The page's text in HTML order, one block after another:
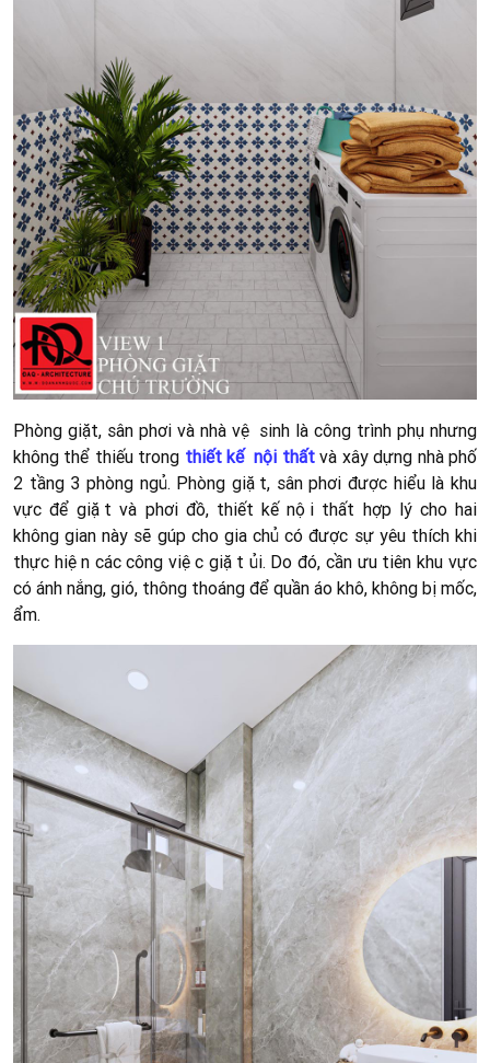
Phòng giặt, sân phơi và nhà vệ sinh là công trình phụ nhưng
không thể thiếu trong thiết kế nội thấtvà xây dựng nhà phố
2 tầng 3 phòng ngủ. Phòng giặt, sân phơi được hiểu là khu
vực để giặt và phơi đồ, thiết kế nội thất hợp lý cho hai
không gian này sẽ gúp cho gia chủ có được sự yêu thích khi
thực hiện các công việc giặt ủi. Do đó, cần ưu tiên khu vực
có ánh nắng, gió, thông thoáng để quần áo khô, không bị mốc,
ẩm.